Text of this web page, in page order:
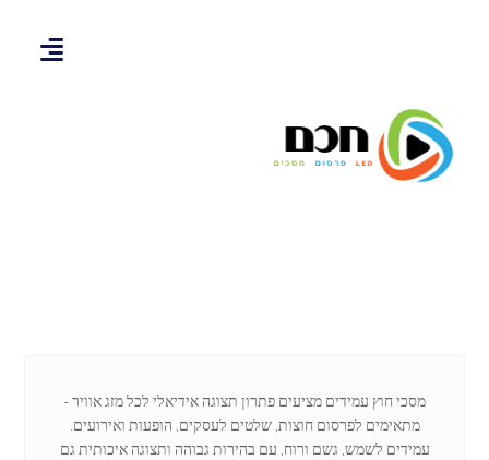
מסכי חוץ עמידים מציעים פתרון תצוגה אידיאלי לכל מזג אוויר –
מתאימים לפרסום חוצות, שלטים לעסקים, הופעות ואירועים.
עמידים לשמש, גשם ורוח, עם בהירות גבוהה ותצוגה איכותית גם